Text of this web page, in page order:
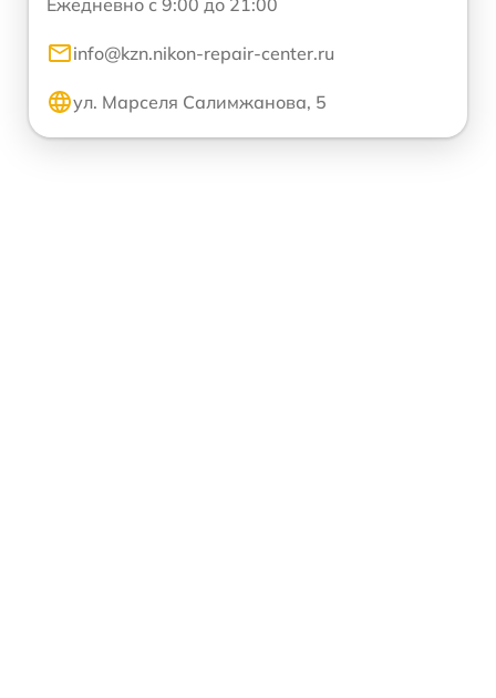
Ежедневно с 9:00 до 21:00
info@kzn.nikon-repair-center.ru
ул. Марселя Салимжанова, 5